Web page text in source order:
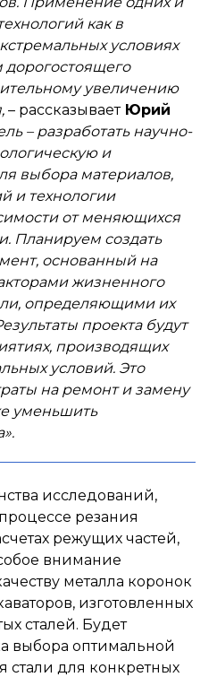
как в
условиях
увеличению
– рассказываетЮрий
– разработать научно-
и
выбора материалов,
и технологии
от меняющихся
Планируем создать
основанный на
жизненного
определяющими их
проекта будут
производящих
условий. Это
на ремонт и замену
уменьшить
исследований,
резания
режущих частей,
внимание
металла коронок
изготовленных
сталей. Будет
выбора оптимальной
стали для конкретных